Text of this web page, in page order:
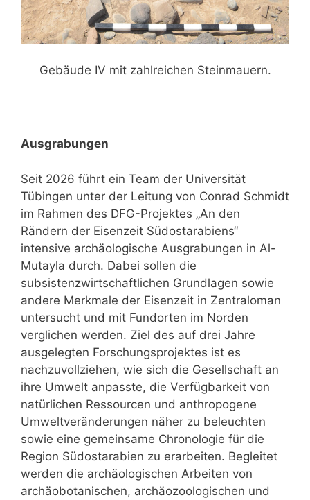
Gebäude IV mit zahlreichen Steinmauern.
Ausgrabungen
Seit 2026 führt ein Team der Universität
Tübingen unter der Leitung von Conrad Schmidt
im Rahmen des DFG-Projektes „An den
Rändern der Eisenzeit Südostarabiens“
intensive archäologische Ausgrabungen in Al-
Mutayla durch. Dabei sollen die
subsistenzwirtschaftlichen Grundlagen sowie
andere Merkmale der Eisenzeit in Zentraloman
untersucht und mit Fundorten im Norden
verglichen werden. Ziel des auf drei Jahre
ausgelegten Forschungsprojektes ist es
nachzuvollziehen, wie sich die Gesellschaft an
ihre Umwelt anpasste, die Verfügbarkeit von
natürlichen Ressourcen und anthropogene
Umweltveränderungen näher zu beleuchten
sowie eine gemeinsame Chronologie für die
Region Südostarabien zu erarbeiten. Begleitet
werden die archäologischen Arbeiten von
archäobotanischen, archäozoologischen und